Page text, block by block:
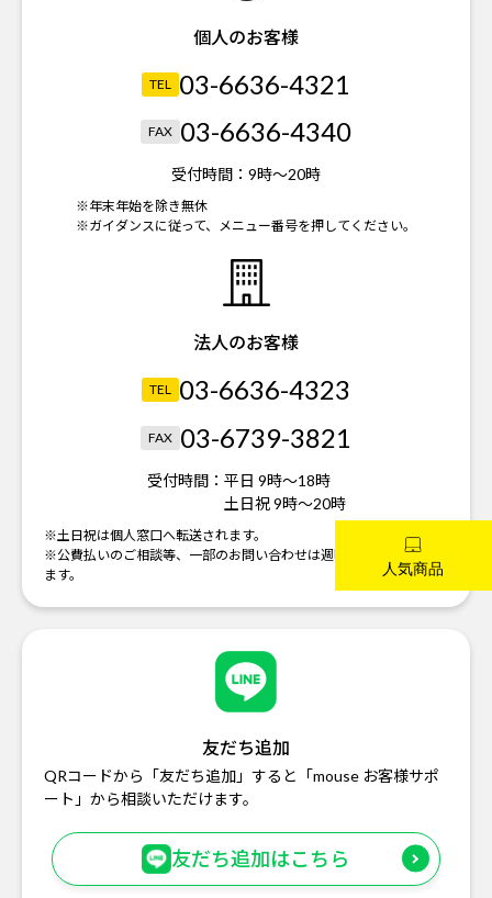
個人のお客様
TEL 03-6636-4321
FAX 03-6636-4340
受付時間： 9時～20時
※年末年始を除き無休
※ガイダンスに従って、メニュー番号を押してください。
法人のお客様
TEL 03-6636-4323
FAX 03-6739-3821
受付時間： 平日 9時～18時
土日祝 9時～20時
※土日祝は個人窓口へ転送されます。
※公費払いのご相談等、一部のお問い合わせは週明けの対応になり
ます。
友だち追加
QRコードから「友だち追加」すると「mouse お客様サポ
ート」から相談いただけます。
友だち追加はこちら